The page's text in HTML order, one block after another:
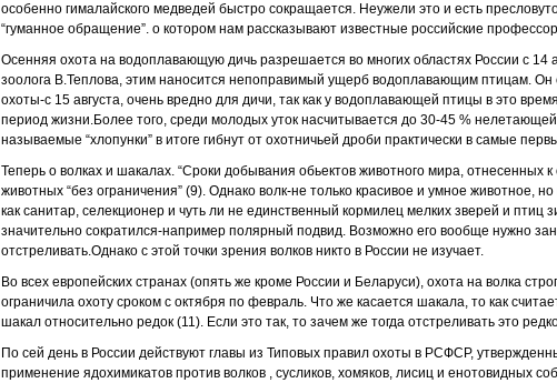
особенно гималайского медведей быстро сокращается. Неужели это и есть
“гуманное обращение”. о котором нам рассказывают известные российские
Осенняя охота на водоплавающую дичь разрешается во многих областях России с 14
зоолога В.Теплова, этим наносится непоправимый ущерб водоплавающим птицам. Он
охоты-с 15 августа, очень вредно для дичи, так как у водоплавающей птицы в это
период жизни.Более того, среди молодых уток насчитывается до 30-45 %
называемые “хлопунки” в итоге гибнут от охотничьей дроби практически в самые
Теперь о волках и шакалах. “Сроки добывания обьектов животного мира, отнесенных
животных “без ограничения” (9). Однако волк-не только красивое и умное животное,
как санитар, селекционер и чуть ли не единственный кормилец мелких зверей и птиц
значительно сократился-например полярный подвид. Возможно его вообще нужно
отстреливать.Однако с этой точки зрения волков никто в России не изучает.
Во всех европейских странах (опять же кроме России и Беларуси), охота на волка
ограничила охоту сроком с октября по февраль. Что же касается шакала, то как
шакал относительно редок (11). Если это так, то зачем же тогда отстреливать это
По сей день в России действуют главы из Типовых правил охоты в РСФСР,
применение ядохимикатов против волков , сусликов, хомяков, лисиц и енотовидных